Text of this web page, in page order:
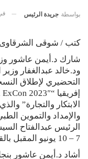
بواسطة جريدة الرئيس
كتب / شوقى الشرقاوى
شارك د.أيمن عاشور
ود.خالد عبدالغفار
التحضيري لإطلاق
الابتكار والتجارة”
والإمداد والتموين
الرئيس عبدالفتاح
7 – 10 يونيو المقبل بالقاهرة.
أشاد د.أيمن عاشور